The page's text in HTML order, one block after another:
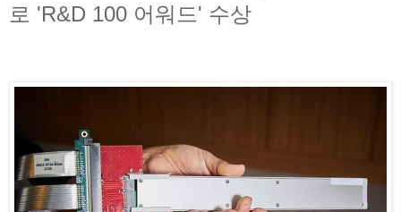
로 'R&D 100 어워드' 수상